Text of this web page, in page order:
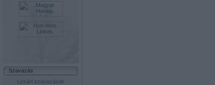
Szavazás
Lezárt szavazások